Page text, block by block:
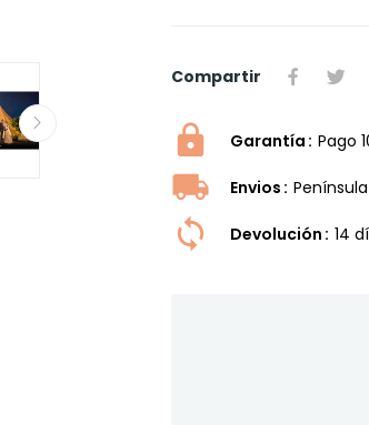
Compartir
Garantía Pago
Envios
Devolución 14